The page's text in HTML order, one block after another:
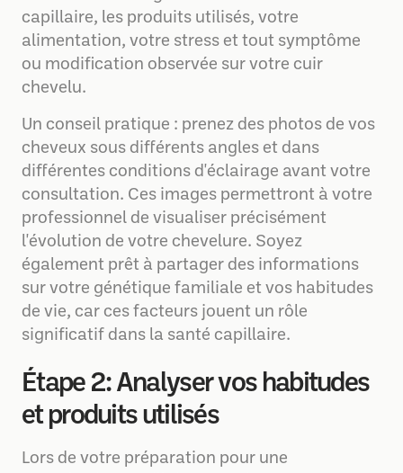
capillaire, les produits utilisés, votre
alimentation, votre stress et tout symptôme
ou modification observée sur votre cuir
chevelu.
Un conseil pratique : prenez des photos de vos
cheveux sous différents angles et dans
différentes conditions d'éclairage avant votre
consultation. Ces images permettront à votre
professionnel de visualiser précisément
l'évolution de votre chevelure. Soyez
également prêt à partager des informations
sur votre génétique familiale et vos habitudes
de vie, car ces facteurs jouent un rôle
significatif dans la santé capillaire.
Étape 2: Analyser vos habitudes
et produits utilisés
Lors de votre préparation pour une